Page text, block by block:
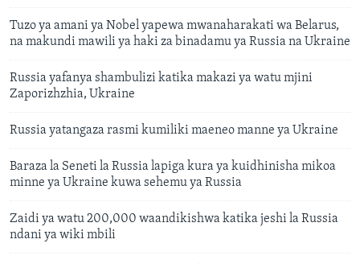
Tuzo ya amani ya Nobel yapewa mwanaharakati wa Belarus,
na makundi mawili ya haki za binadamu ya Russia na Ukraine
Russia yafanya shambulizi katika makazi ya watu mjini
Zaporizhzhia, Ukraine
Russia yatangaza rasmi kumiliki maeneo manne ya Ukraine
Baraza la Seneti la Russia lapiga kura ya kuidhinisha mikoa
minne ya Ukraine kuwa sehemu ya Russia
Zaidi ya watu 200,000 waandikishwa katika jeshi la Russia
ndani ya wiki mbili